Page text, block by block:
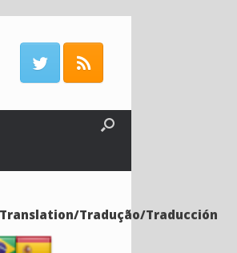
Tradução/Traducción